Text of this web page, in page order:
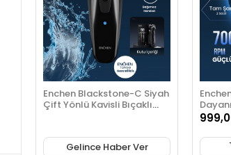
Enchen Blackstone-C Siyah
Çift Yönlü Kavisli Bıçaklı
Gelince Haber Ver
Tıraş